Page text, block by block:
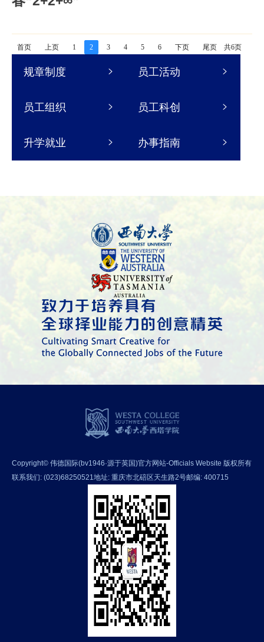
规章制度 员工活动
员工组织 员工科创
升学就业 办事指南
首页 上页 1 2 3 4 5 6 下页 尾页 共6页
Copyright© 伟德国际(bv1946·源于英国)官方网站-Officials Website 版权所有
联系我们: (023)68250521地址: 重庆市北碚区天生路2号邮编: 400715